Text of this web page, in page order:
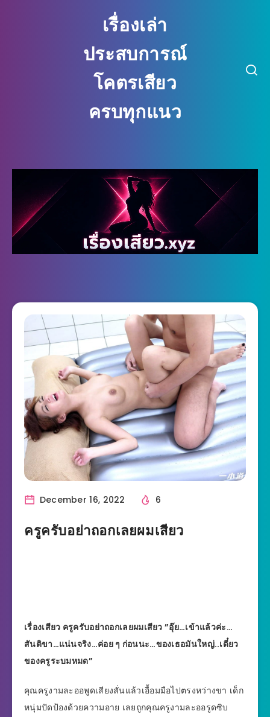
เรื่องเล่า
ประสบการณ์
โคตรเสียว
ครบทุกแนว
December 16, 2022 6
ครูครับอย่าถอกเลยผมเสียว
เรื่องเสียว ครูครับอย่าถอกเลยผมเสียว ”อุ๊ย…เข้าแล้วค่ะ…
สันติขา…แน่นจริง…ค่อย ๆ ก่อนนะ…ของเธอมันใหญ่..เดี๋ยว
ของครูระบมหมด”
คุณครูงามละออพูดเสียงสั่นแล้วเอื้อมมือไปตรงหว่างขา เด็ก
หนุ่มปัดป้องด้วยความอาย เลยถูกคุณครูงามละออรูดซิบ